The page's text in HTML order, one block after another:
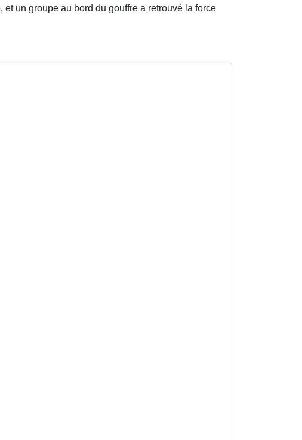
, et un groupe au bord du gouffre a retrouvé la force